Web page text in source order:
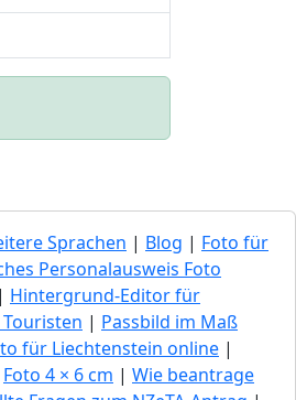
Sprachen | Blog | Foto für
Personalausweis Foto
| Hintergrund-Editor für
| Passbild im Maß
für Liechtenstein online |
Foto 4 × 6 cm | Wie beantrage